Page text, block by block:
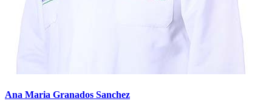
Ana Maria Granados Sanchez